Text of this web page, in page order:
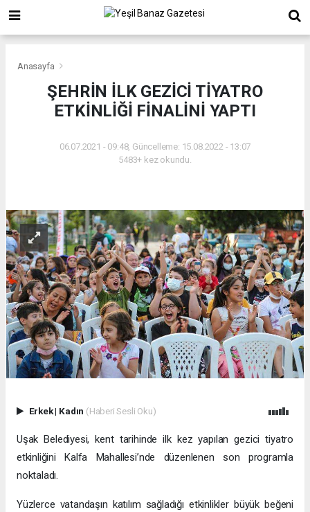
Anasayfa
ŞEHRİN İLK GEZİCİ TİYATRO
ETKİNLİĞİ FİNALİNİ YAPTI
06.07.2021 - 09:48, Güncelleme: 15.08.2022 - 13:07
5483+ kez okundu.
Erkek| Kadın (Haberi Sesli Oku)
Uşak Belediyesi, kent tarihinde ilk kez yapılan gezici tiyatro
etkinliğini Kalfa Mahallesi’nde düzenlenen son programla
noktaladı.
Yüzlerce vatandaşın katılım sağladığı etkinlikler büyük beğeni